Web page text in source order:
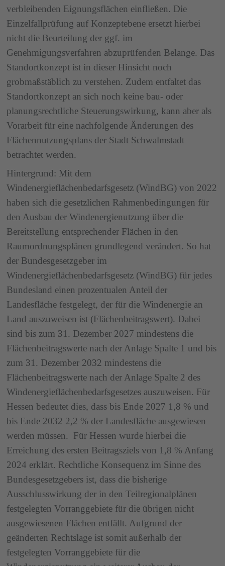
verbleibenden Eignungsflächen einfließen. Die
Einzelfallprüfung auf Konzeptebene ersetzt hierbei
nicht die Beurteilung der ggf. im
Genehmigungsverfahren abzuprüfenden Belange. Das
Standortkonzept ist in dieser Hinsicht noch
grobmaßstäblich zu verstehen. Zudem entfaltet das
Standortkonzept an sich noch keine bau- oder
planungsrechtliche Steuerungswirkung, kann aber als
Vorarbeit für eine nachfolgende Änderungen des
Flächennutzungsplans der Stadt Schwalmstadt
betrachtet werden.
Hintergrund: Mit dem
Windenergieflächenbedarfsgesetz (WindBG) von 2022
haben sich die gesetzlichen Rahmenbedingungen für
den Ausbau der Windenergienutzung über die
Bereitstellung entsprechender Flächen in den
Raumordnungsplänen grundlegend verändert. So hat
der Bundesgesetzgeber im
Windenergieflächenbedarfsgesetz (WindBG) für jedes
Bundesland einen prozentualen Anteil der
Landesfläche festgelegt, der für die Windenergie an
Land auszuweisen ist (Flächenbeitragswert). Dabei
sind bis zum 31. Dezember 2027 mindestens die
Flächenbeitragswerte nach der Anlage Spalte 1 und bis
zum 31. Dezember 2032 mindestens die
Flächenbeitragswerte nach der Anlage Spalte 2 des
Windenergieflächenbedarfsgesetzes auszuweisen. Für
Hessen bedeutet dies, dass bis Ende 2027 1,8 % und
bis Ende 2032 2,2 % der Landesfläche ausgewiesen
werden müssen. Für Hessen wurde hierbei die
Erreichung des ersten Beitragsziels von 1,8 % Anfang
2024 erklärt. Rechtliche Konsequenz im Sinne des
Bundesgesetzgebers ist, dass die bisherige
Ausschlusswirkung der in den Teilregionalplänen
festgelegten Vorranggebiete für die übrigen nicht
ausgewiesenen Flächen entfällt. Aufgrund der
geänderten Rechtslage ist somit außerhalb der
festgelegten Vorranggebiete für die